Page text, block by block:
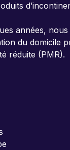
années,
du domicile
réduite (PMR).